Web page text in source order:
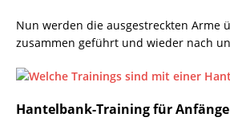
Nun werden die ausgestreckten Arme
zusammen geführt und wieder nach
Hantelbank-Training für